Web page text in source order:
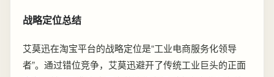
战略定位总结
艾莫迅在淘宝平台的战略定位是“工业电商服务化领导
者”。通过错位竞争，艾莫迅避开了传统工业巨头的正面